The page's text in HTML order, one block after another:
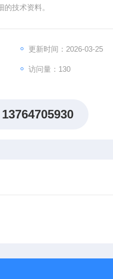
技术资料。
更新时间：2026-03-25
访问量：130
13764705930